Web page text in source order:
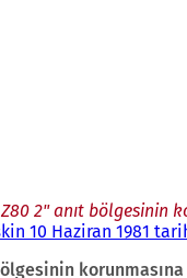
2" anıt bölgesinin
10 Haziran 1981